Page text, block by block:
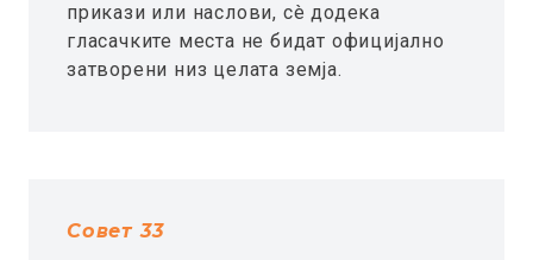
прикази или наслови, сè додека
гласачките места не бидат официјално
затворени низ целата земја.
Совет 33